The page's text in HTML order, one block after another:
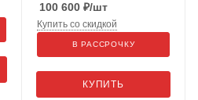
100 600 ₽/шт
КУПИТЬ
Купить со скидкой
В РАССРОЧКУ